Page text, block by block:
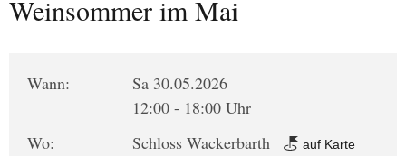
Weinsommer im Mai
Wann:
Sa 30.05.2026
12:00 - 18:00 Uhr
Wo:
Schloss Wackerbarth
auf Karte